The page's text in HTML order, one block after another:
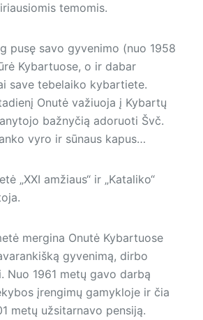
temomis.
pusę savo gyvenimo (nuo 1958
Kybartuose, o ir dabar
save tebelaiko kybartiete.
Onutė važiuoja į Kybartų
bažnyčią adoruoti Švč.
vyro ir sūnaus kapus…
„XXI amžiaus“ ir „Kataliko“
mergina Onutė Kybartuose
gyvenimą, dirbo
Nuo 1961 metų gavo darbą
įrengimų gamykloje ir čia
metų užsitarnavo pensiją.